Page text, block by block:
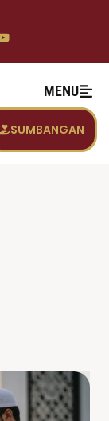
MENU
SUMBANGAN